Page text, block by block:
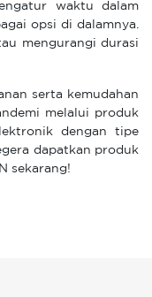
waktu dalam
opsi di dalamnya.
mengurangi durasi
serta kemudahan
melalui produk
dengan tipe
dapatkan produk
sekarang!